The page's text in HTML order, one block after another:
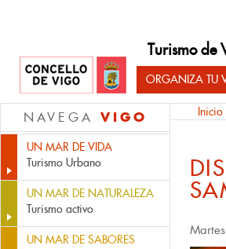
Turismo de
ORGANIZA TU
NAVEGA VIGO
UN MAR DE VIDA
Turismo Urbano
UN MAR DE NATURALEZA
Turismo activo
UN MAR DE SABORES
Inicio